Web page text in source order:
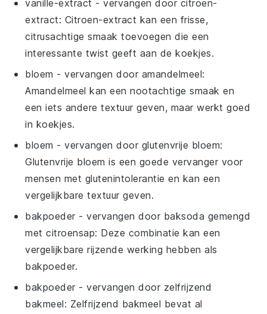
vanille-extract - vervangen door citroen-
extract: Citroen-extract kan een frisse,
citrusachtige smaak toevoegen die een
interessante twist geeft aan de koekjes.
bloem - vervangen door amandelmeel:
Amandelmeel kan een nootachtige smaak en
een iets andere textuur geven, maar werkt goed
in koekjes.
bloem - vervangen door glutenvrije bloem:
Glutenvrije bloem is een goede vervanger voor
mensen met glutenintolerantie en kan een
vergelijkbare textuur geven.
bakpoeder - vervangen door baksoda gemengd
met citroensap: Deze combinatie kan een
vergelijkbare rijzende werking hebben als
bakpoeder.
bakpoeder - vervangen door zelfrijzend
bakmeel: Zelfrijzend bakmeel bevat al